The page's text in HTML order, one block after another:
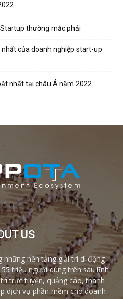
thường mắc phải
của doanh nghiệp start-up
nhất tại châu Á năm 2022
US
nền tảng giải trí di động
triệu người dùng trên sáu lĩnh
trực tuyến, quảng cáo, thanh
dịch vụ phần mềm cho doanh